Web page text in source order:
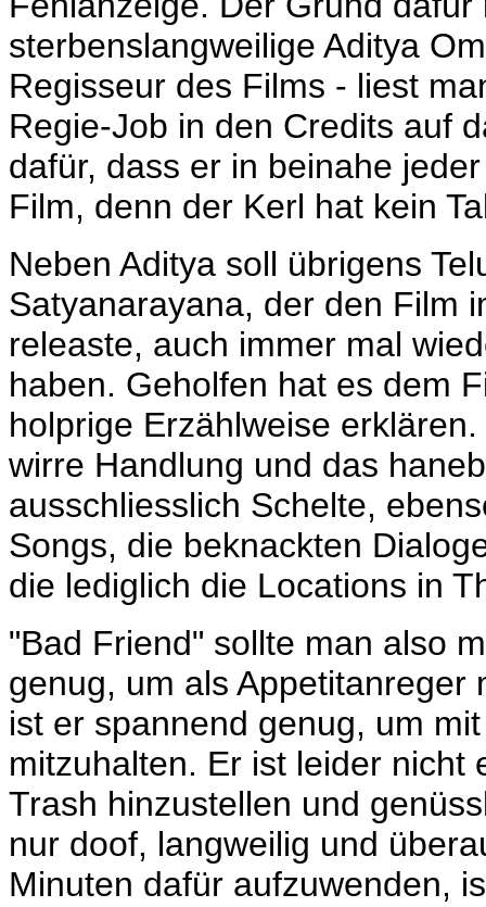
sterbenslangweilige Aditya
Regisseur des Films - liest
Regie-Job in den Credits auf
dafür, dass er in beinahe
Film, denn der Kerl hat kein
Neben Aditya soll übrigens
Satyanarayana, der den Film
releaste, auch immer mal
haben. Geholfen hat es dem
holprige Erzählweise
wirre Handlung und das
ausschliesslich Schelte,
Songs, die beknackten
die lediglich die Locations in
"Bad Friend" sollte man also
genug, um als
ist er spannend genug, um
mitzuhalten. Er ist leider nicht
Trash hinzustellen und
nur doof, langweilig und
Minuten dafür aufzuwenden,